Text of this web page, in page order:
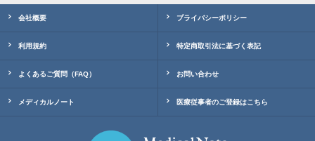
会社概要 プライバシーポリシー
利用規約 特定商取引法に基づく表記
よくあるご質問（FAQ） お問い合わせ
メディカルノート 医療従事者のご登録はこちら